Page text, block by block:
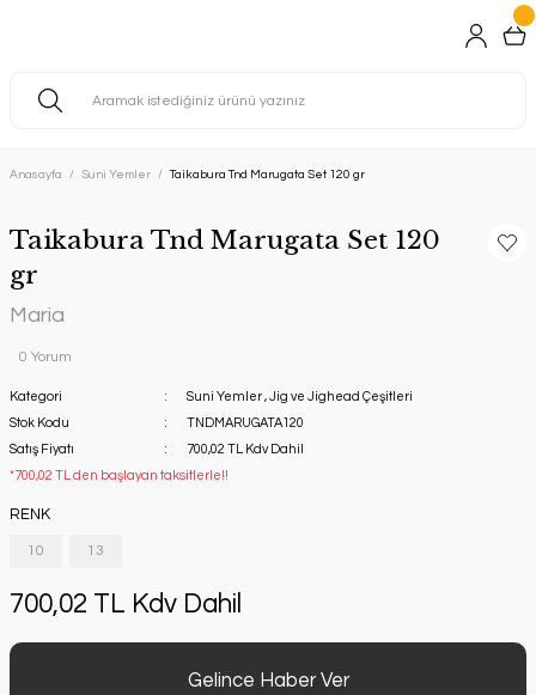
Anasayfa Suni Yemler Taikabura Tnd Marugata Set 120 gr
Taikabura Tnd Marugata Set 120
gr
Maria
0 Yorum
Kategori Suni Yemler ,Jig ve Jighead Çeşitleri
Stok Kodu
TNDMARUGATA120
Satış Fiyatı
700,02 TL Kdv Dahil
*700,02 TL den başlayan taksitlerle!!
RENK
10 13
700,02 TL Kdv Dahil
Gelince Haber Ver